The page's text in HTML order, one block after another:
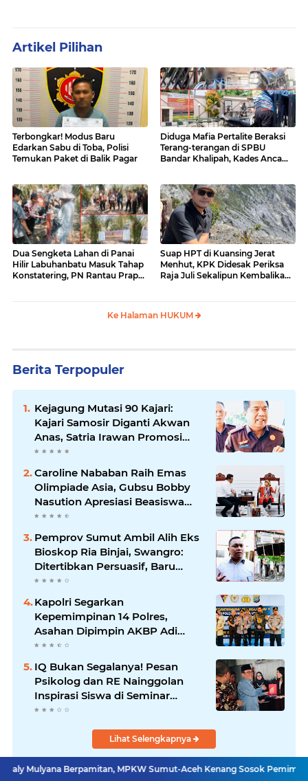
Artikel Pilihan
Terbongkar! Modus Baru
Edarkan Sabu di Toba, Polisi
Temukan Paket di Balik Pagar
Diduga Mafia Pertalite Beraksi
Terang-terangan di SPBU
Bandar Khalipah, Kades Ancam
Dua Sengketa Lahan di Panai
Hilir Labuhanbatu Masuk Tahap
Konstatering, PN Rantau Prapat
Suap HPT di Kuansing Jerat
Menhut, KPK Didesak Periksa
Raja Juli Sekalipun Kembalikan
Ke Halaman HUKUM
Berita Terpopuler
Kejagung Mutasi 90 Kajari:
Kajari Samosir Diganti Akwan
Anas, Satria Irawan Promosi
Kemana?
Caroline Nababan Raih Emas
Olimpiade Asia, Gubsu Bobby
Nasution Apresiasi Beasiswa
dan Bimbel
Pemprov Sumut Ambil Alih Eks
Bioskop Ria Binjai, Swangro:
Ditertibkan Persuasif, Baru
Kelola dengan Baik
Kapolri Segarkan
Kepemimpinan 14 Polres,
Asahan Dipimpin AKBP Adi
Dharma Pramudhita
IQ Bukan Segalanya! Pesan
Psikolog dan RE Nainggolan
Inspirasi Siswa di Seminar
MPKW
Lihat Selengkapnya
Berpamitan, MPKW Sumut-Aceh Kenang Sosok Pemimpin Penuh